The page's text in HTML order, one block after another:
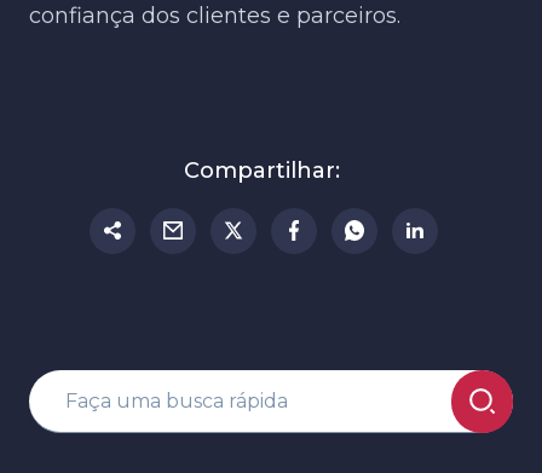
confiança dos clientes e parceiros.
Compartilhar: